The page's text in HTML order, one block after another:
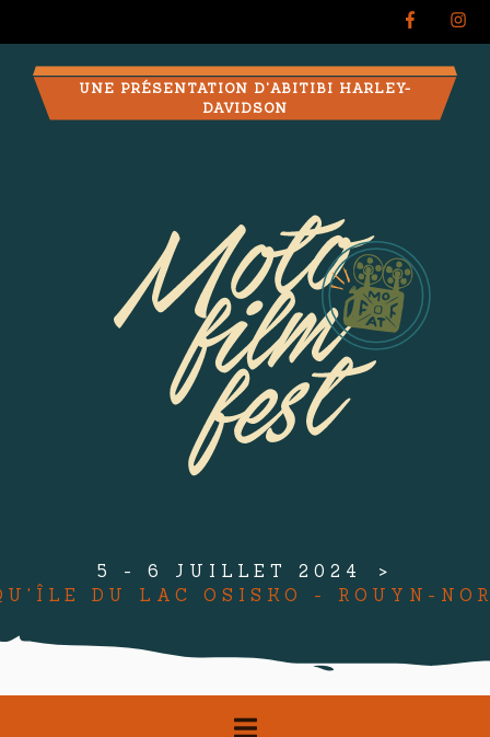
UNE PRÉSENTATION D'ABITIBI HARLEY-
DAVIDSON
5 - 6 JUILLET 2024
DU LAC OSISKO - ROUYN-